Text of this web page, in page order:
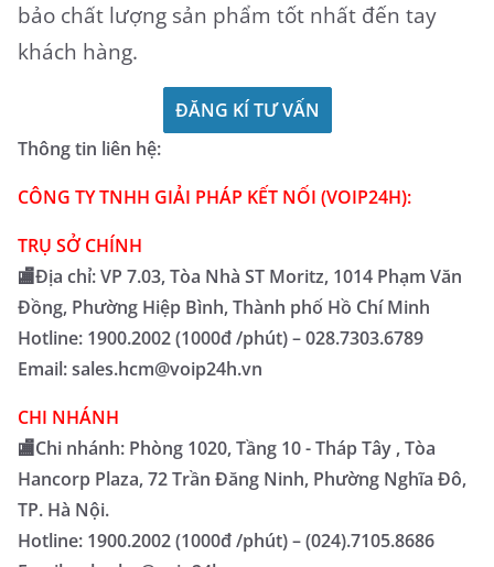
bảo chất lượng sản phẩm tốt nhất đến tay
khách hàng.
ĐĂNG KÍ TƯ VẤN
Thông tin liên hệ:
CÔNG TY TNHH GIẢI PHÁP KẾT NỐI (VOIP24H):
TRỤ SỞ CHÍNH
🏬Địa chỉ: VP 7.03, Tòa Nhà ST Moritz, 1014 Phạm Văn
Đồng, Phường Hiệp Bình, Thành phố Hồ Chí Minh
Hotline: 1900.2002 (1000đ /phút) – 028.7303.6789
Email: sales.hcm@voip24h.vn
CHI NHÁNH
🏬Chi nhánh: Phòng 1020, Tầng 10 - Tháp Tây , Tòa
Hancorp Plaza, 72 Trần Đăng Ninh, Phường Nghĩa Đô,
TP. Hà Nội.
Hotline: 1900.2002 (1000đ /phút) – (024).7105.8686